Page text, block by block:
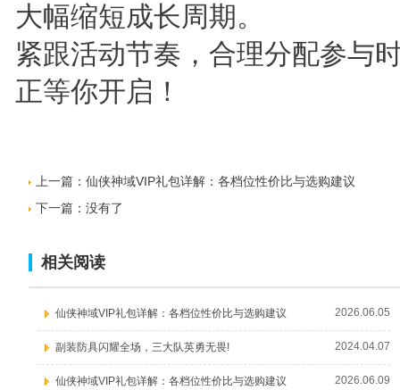
大幅缩短成长周期。
紧跟活动节奏，合理分配参与
正等你开启！
上一篇： 仙侠神域VIP礼包详解：各档位性价比与选购建议
下一篇：没有了
相关阅读
仙侠神域VIP礼包详解：各档位性价比与选购建议 2026.06.05
副装防具闪耀全场，三大队英勇无畏! 2024.04.07
仙侠神域VIP礼包详解：各档位性价比与选购建议 2026.06.09